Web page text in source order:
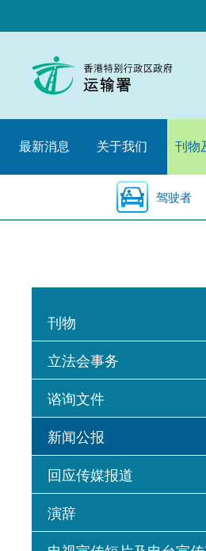
至
始
最新消息 关于我们 刊物
驾驶者
刊物
立法会事务
谘询文件
新闻公报
回应传媒报道
演辞